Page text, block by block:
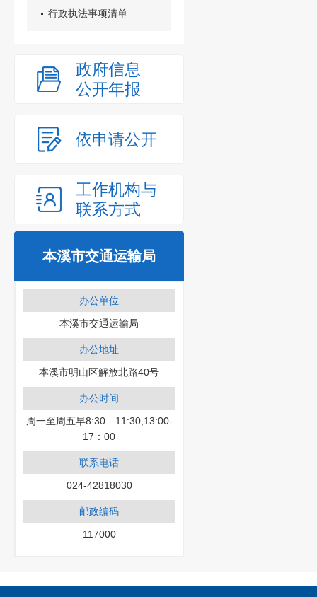
行政执法事项清单
政府信息
公开年报
依申请公开
工作机构与
联系方式
本溪市交通运输局
办公单位
本溪市交通运输局
办公地址
本溪市明山区解放北路40号
办公时间
周一至周五早8:30—11:30,13:00-
17：00
联系电话
024-42818030
邮政编码
117000